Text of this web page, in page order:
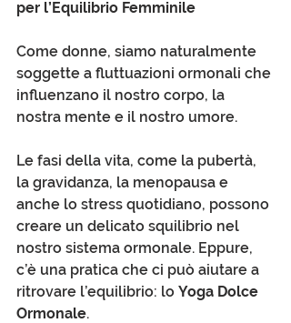
per l’Equilibrio Femminile
Come donne, siamo naturalmente
soggette a fluttuazioni ormonali che
influenzano il nostro corpo, la
nostra mente e il nostro umore.
Le fasi della vita, come la pubertà,
la gravidanza, la menopausa e
anche lo stress quotidiano, possono
creare un delicato squilibrio nel
nostro sistema ormonale. Eppure,
c’è una pratica che ci può aiutare a
ritrovare l’equilibrio: lo Yoga Dolce
Ormonale.